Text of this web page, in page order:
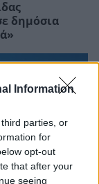
Information
parties, or
for
opt-out
that after your
seeing
δημόσια